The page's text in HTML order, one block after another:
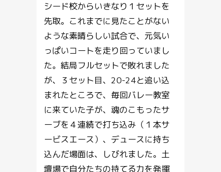
シード校からいきなり１セットを
先取。これまでに見たことがない
ような素晴らしい試合で、元気い
っぱいコートを走り回っていまし
た。結局フルセットで敗れました
が、３セット目、20-24と追い込
まれたところで、毎回バレー教室
に来ていた子が、魂のこもったサ
ーブを４連続で打ち込み（１本サ
ービスエース）、デュースに持ち
込んだ場面は、しびれました。土
壇場で自分たちの持てる力を発揮